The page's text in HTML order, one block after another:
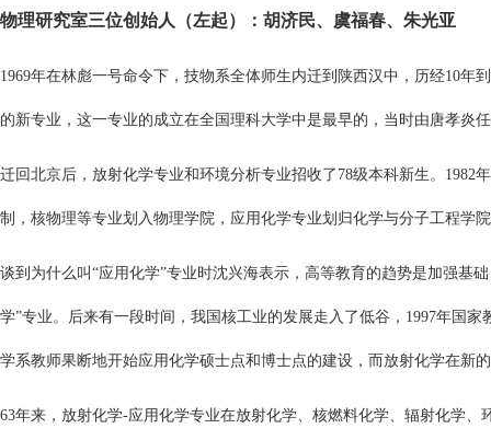
物理研究室三位创始人（左起）：胡济民、虞福春、朱光亚
1969年在林彪一号命令下，技物系全体师生内迁到陕西汉中，历经10年
的新专业，这一专业的成立在全国理科大学中是最早的，当时由唐孝炎
迁回北京后，放射化学专业和环境分析专业招收了78级本科新生。
制，核物理等专业划入物理学院，应用化学专业划归化学与分子工程学
谈到为什么叫“应用化学”专业时沈兴海表示，高等教育的趋势是加强基
学”专业。后来有一段时间，我国核工业的发展走入了低谷，1997年国
学系教师果断地开始应用化学硕士点和博士点的建设，而放射化学在新
63年来，放射化学-应用化学专业在放射化学、核燃料化学、辐射化学